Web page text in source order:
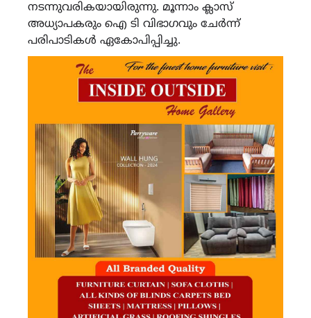
നടന്നുവരികയായിരുന്നു. മൂന്നാം ക്ലാസ്
അധ്യാപകരും ഐ ടി വിഭാഗവും ചേർന്ന്
പരിപാടികൾ ഏകോപിപ്പിച്ചു.